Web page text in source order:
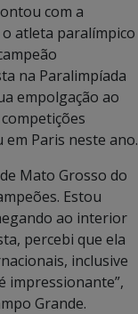
com a
atleta paralímpico
na Paralimpíada
empolgação ao
Paris neste ano.
Mato Grosso do
Estou
ao interior
percebi que ela
inclusive
impressionante”,
Grande.